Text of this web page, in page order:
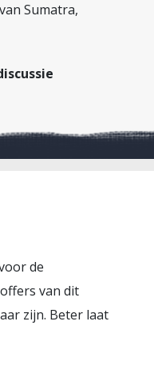
Sumatra,
de
van dit
zijn. Beter laat